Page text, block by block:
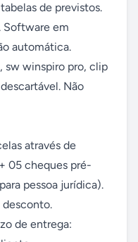
de previstos.
Software em
automática.
sw winspiro pro, clip
Não
através de
05 cheques pré-
pessoa jurídica).
desconto.
de entrega: